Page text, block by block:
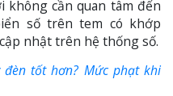
không cần quan tâm đến
số trên tem có khớp
nhật trên hệ thống số.
đèn tốt hơn? Mức phạt khi